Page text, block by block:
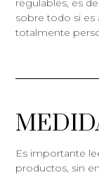
regulables, es
sobre todo si es
totalmente
Es importante
productos, sin